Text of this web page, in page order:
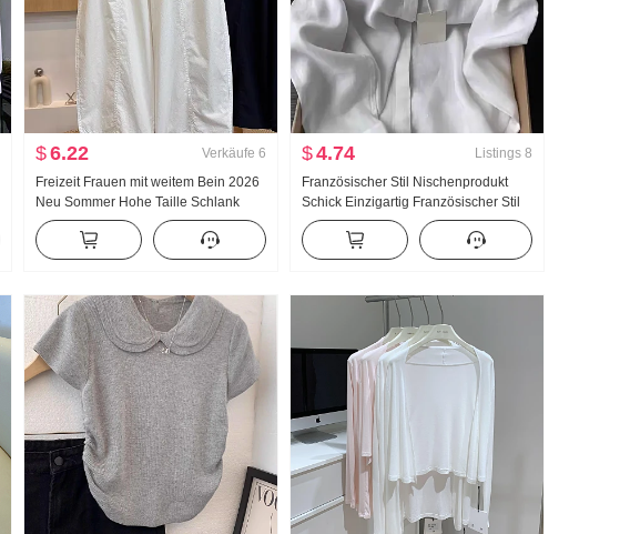
$6.22 Verkäufe 6
Freizeit Frauen mit weitem Bein 2026
Neu Sommer Hohe Taille Schlank
Große Größe Petite Minimalistisch
Locker Neun Punkte Machete Hosen
$4.74 Listings 8
Französischer Stil Nischenprodukt
Schick Einzigartig Französischer Stil
Leicht Gekocht Wind Blau Polo-
Kragen Langarm Hemd Frauen